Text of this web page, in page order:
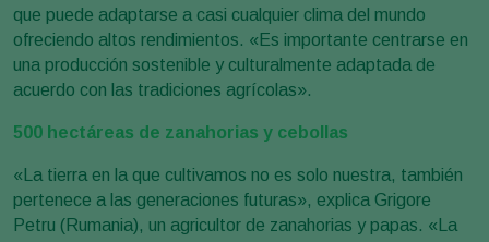
que puede adaptarse a casi cualquier clima del mundo
ofreciendo altos rendimientos. «Es importante centrarse en
una producción sostenible y culturalmente adaptada de
acuerdo con las tradiciones agrícolas».
500 hectáreas de zanahorias y cebollas
«La tierra en la que cultivamos no es solo nuestra, también
pertenece a las generaciones futuras», explica Grigore
Petru (Rumania), un agricultor de zanahorias y papas. «La